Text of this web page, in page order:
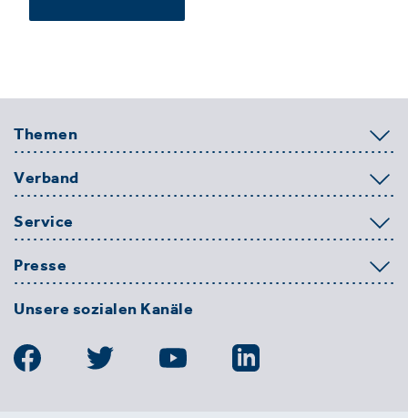
Themen
Verband
Service
Presse
Unsere sozialen Kanäle